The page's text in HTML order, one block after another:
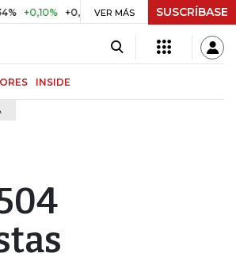
+0,98% UVR $ 416,91 +$ 0,05
VER MÁS SUSCRÍBASE
INSIDE